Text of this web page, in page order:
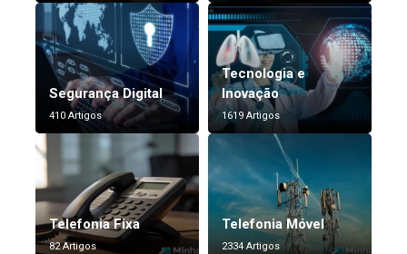
Segurança Digital
410 Artigos
Tecnologia e
Inovação
1619 Artigos
Telefonia Fixa
82 Artigos
Telefonia Móvel
2334 Artigos